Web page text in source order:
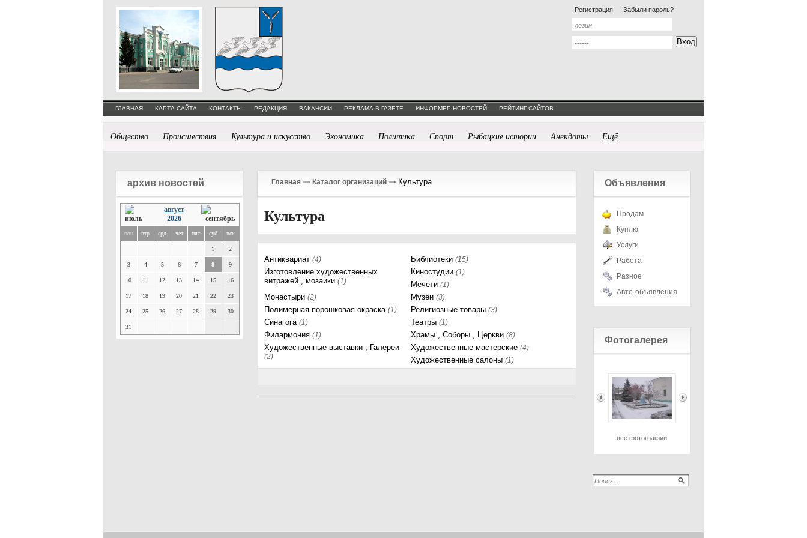
Регистрация Забыли пароль?
ГЛАВНАЯ КАРТА САЙТА КОНТАКТЫ РЕДАКЦИЯ ВАКАНСИИ РЕКЛАМА В ГАЗЕТЕ ИНФОРМЕР НОВОСТЕЙ РЕЙТИНГ САЙТОВ
Общество Происшествия Культура и искусство Экономика Политика Спорт Рыбацкие истории Анекдоты Ещё
архив новостей
август
2026
пон втр срд чет пят суб вск
1 2
3 4 5 6 7 8 9
10 11 12 13 14 15 16
17 18 19 20 21 22 23
24 25 26 27 28 29 30
31
Главная Каталог организаций Культура
Культура
Антиквариат(4) Библиотеки(15)
Изготовление художественных
витражей , мозаики(1)
Киностудии(1)
Мечети(1)
Монастыри(2) Музеи(3)
Полимерная порошковая окраска(1) Религиозные товары(3)
Синагога(1) Театры(1)
Филармония(1) Храмы , Соборы , Церкви(8)
Художественные выставки , Галереи
(2)
Художественные мастерские(4)
Художественные салоны(1)
Объявления
Продам
Куплю
Услуги
Работа
Разное
Авто-объявления
Фотогалерея
все фотографии